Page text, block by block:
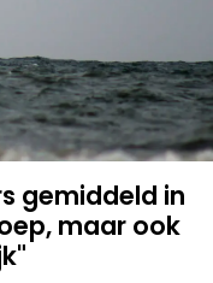
gemiddeld in
maar ook